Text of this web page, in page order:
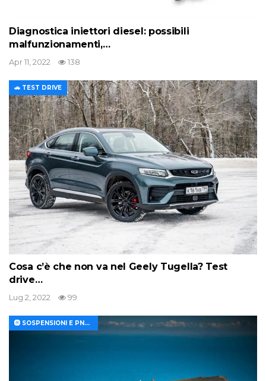
Diagnostica iniettori diesel: possibili
malfunzionamenti,…
Apr 11, 2022 138
🚗 TEST DRIVE
Cosa c’è che non va nel Geely Tugella? Test
drive…
Lug 2, 2022 99
🛞 SOSPENSIONI E PNEUMATICI